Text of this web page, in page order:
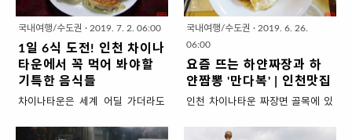
문에 23번 국도를 타고 청주까지 내
려가는데요. 수없이 .. 몇년을 그길
고 외진 곳에 큰 식당이 똬악~ 있습
니다. 게다가 평일이든 밤 늦게든 주
차장은 늘 꽉 차있는 곳이었어요.
30년 전통 곱창전골 맛집 '약수터식
서 늘 구경하고 지나치다 드디어 곱
긴해요 ㅋㅋㅋ) 몇년전부터 화훼단
지로 바뀌었더라고요. 마침 화초 키
도를 했는데요. 몇개 죽이고 살리면
서 공부하다보니 '식집사'해도 될 것
같아 제대로 화초 쇼핑하러 용인 남
본격적으로 겨울이 시작되었잖아
국내여행/수도권 · 2019. 7. 2. 06:00
1일 6식 도전! 인천 차이나
타운에서 꼭 먹어 봐야할
기특한 음식들
차이나타운은 세계 어딜 가더라도
타운을 가는 이유는 볼거리도 있지
국내여행/수도권 · 2019. 6. 26.
06:00
요즘 뜨는 하얀짜장과 하
얀짬뽕 '만다복' | 인천맛집
인천 차이나타운 짜장면 골목에 있
찾는 곳인데요. 최근에 백년짜장 말